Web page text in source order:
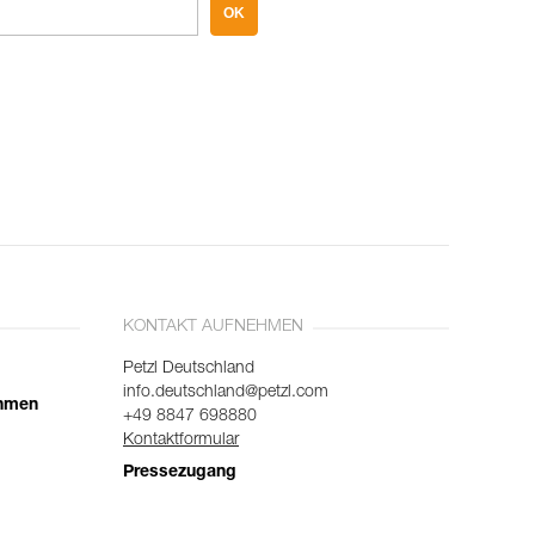
OK
KONTAKT AUFNEHMEN
Petzl Deutschland
info.deutschland@petzl.com
+49 8847 698880
Kontaktformular
Pressezugang